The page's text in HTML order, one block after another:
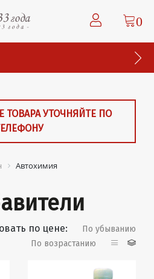
0
ТОВАРА УТОЧНЯЙТЕ ПО
Автохимия
по цене:
По убыванию
По возрастанию